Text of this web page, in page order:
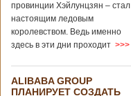
провинции Хэйлунцзян – стал
настоящим ледовым
королевством. Ведь именно
здесь в эти дни проходит >>>
ALIBABA GROUP
ПЛАНИРУЕТ СОЗДАТЬ